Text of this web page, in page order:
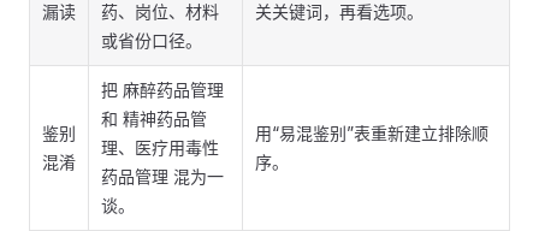
漏读
药、岗位、材料
或省份口径。
关关键词，再看选项。
鉴别
混淆
把 麻醉药品管理
和 精神药品管
理、医疗用毒性
药品管理 混为一
谈。
用“易混鉴别”表重新建立排除顺
序。